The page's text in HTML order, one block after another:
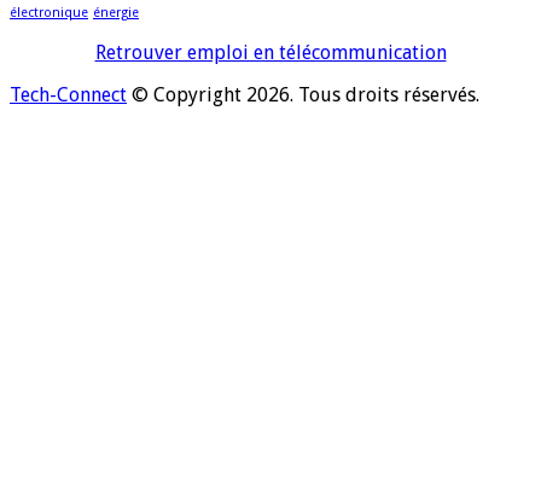
électronique énergie
Retrouver emploi en télécommunication
Tech-Connect © Copyright 2026. Tous droits réservés.